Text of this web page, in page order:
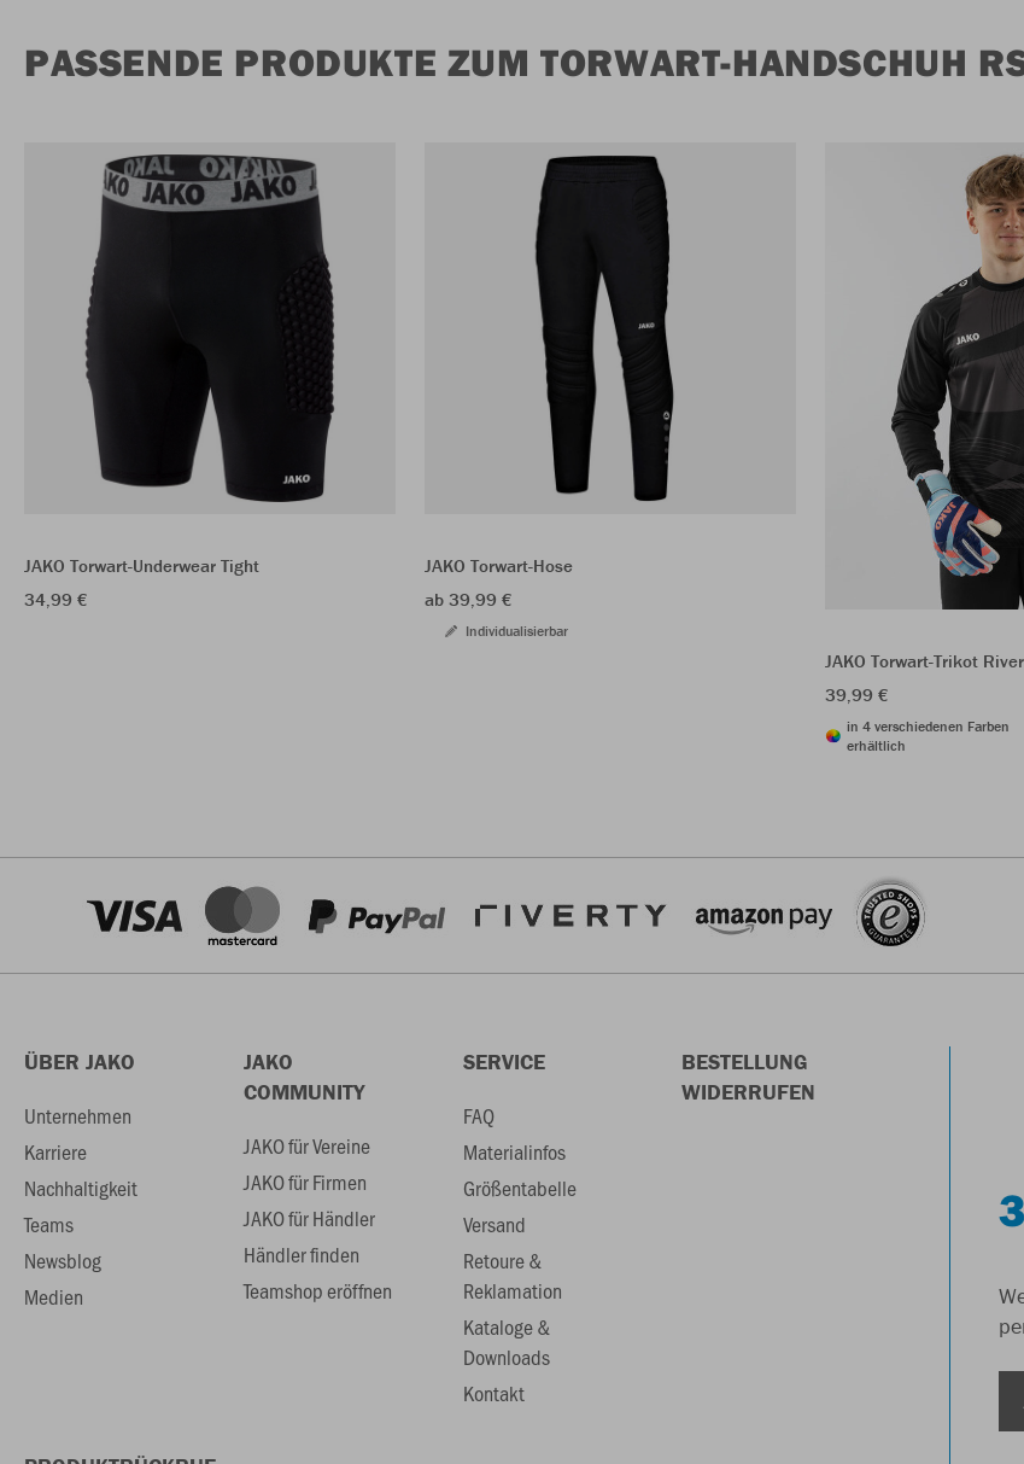
PASSENDE PRODUKTE ZUM TORWART-HANDSCHUH
JAKO Torwart-Underwear Tight
34,99 €
JAKO Torwart-Hose
ab 39,99 €
Individualisierbar
JAKO Torwart-Trikot River
39,99 €
in 4 verschiedenen Farben
erhältlich
ÜBER JAKO
Unternehmen
Karriere
Nachhaltigkeit
Teams
Newsblog
Medien
JAKO
COMMUNITY
JAKO für Vereine
JAKO für Firmen
JAKO für Händler
Händler finden
Teamshop eröffnen
SERVICE
FAQ
Materialinfos
Größentabelle
Versand
Retoure &
Reklamation
Kataloge &
Downloads
Kontakt
BESTELLUNG
WIDERRUFEN